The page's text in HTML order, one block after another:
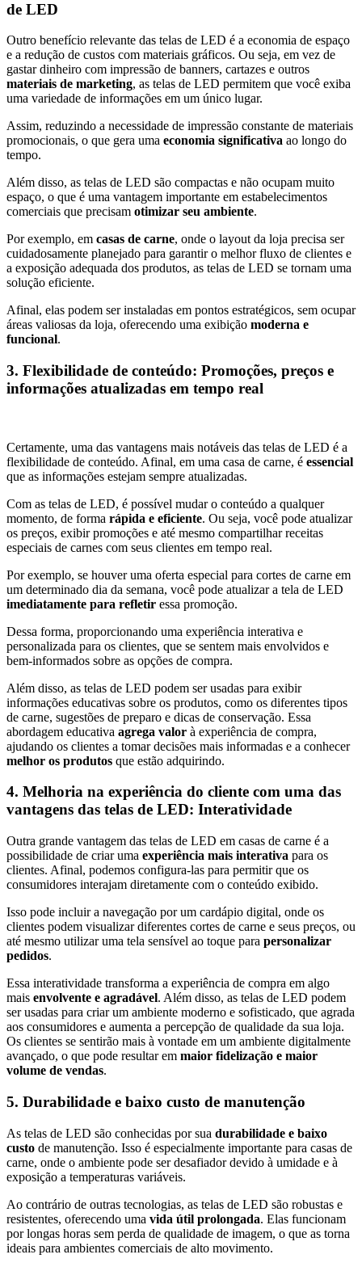
de LED
Outro benefício relevante das telas de LED é a economia de espaço
e a redução de custos com materiais gráficos. Ou seja, em vez de
gastar dinheiro com impressão de banners, cartazes e outros
materiais de marketing, as telas de LED permitem que você exiba
uma variedade de informações em um único lugar.
Assim, reduzindo a necessidade de impressão constante de materiais
promocionais, o que gera uma economia significativa ao longo do
tempo.
Além disso, as telas de LED são compactas e não ocupam muito
espaço, o que é uma vantagem importante em estabelecimentos
comerciais que precisam otimizar seu ambiente.
Por exemplo, em casas de carne, onde o layout da loja precisa ser
cuidadosamente planejado para garantir o melhor fluxo de clientes e
a exposição adequada dos produtos, as telas de LED se tornam uma
solução eficiente.
Afinal, elas podem ser instaladas em pontos estratégicos, sem ocupar
áreas valiosas da loja, oferecendo uma exibição moderna e
funcional.
3. Flexibilidade de conteúdo: Promoções, preços e
informações atualizadas em tempo real
Certamente, uma das vantagens mais notáveis das telas de LED é a
flexibilidade de conteúdo. Afinal, em uma casa de carne, é essencial
que as informações estejam sempre atualizadas.
Com as telas de LED, é possível mudar o conteúdo a qualquer
momento, de forma rápida e eficiente. Ou seja, você pode atualizar
os preços, exibir promoções e até mesmo compartilhar receitas
especiais de carnes com seus clientes em tempo real.
Por exemplo, se houver uma oferta especial para cortes de carne em
um determinado dia da semana, você pode atualizar a tela de LED
imediatamente para refletir essa promoção.
Dessa forma, proporcionando uma experiência interativa e
personalizada para os clientes, que se sentem mais envolvidos e
bem-informados sobre as opções de compra.
Além disso, as telas de LED podem ser usadas para exibir
informações educativas sobre os produtos, como os diferentes tipos
de carne, sugestões de preparo e dicas de conservação. Essa
abordagem educativa agrega valor à experiência de compra,
ajudando os clientes a tomar decisões mais informadas e a conhecer
melhor os produtos que estão adquirindo.
4. Melhoria na experiência do cliente com uma das
vantagens das telas de LED: Interatividade
Outra grande vantagem das telas de LED em casas de carne é a
possibilidade de criar uma experiência mais interativa para os
clientes. Afinal, podemos configura-las para permitir que os
consumidores interajam diretamente com o conteúdo exibido.
Isso pode incluir a navegação por um cardápio digital, onde os
clientes podem visualizar diferentes cortes de carne e seus preços, ou
até mesmo utilizar uma tela sensível ao toque para personalizar
pedidos.
Essa interatividade transforma a experiência de compra em algo
mais envolvente e agradável. Além disso, as telas de LED podem
ser usadas para criar um ambiente moderno e sofisticado, que agrada
aos consumidores e aumenta a percepção de qualidade da sua loja.
Os clientes se sentirão mais à vontade em um ambiente digitalmente
avançado, o que pode resultar em maior fidelização e maior
volume de vendas.
5. Durabilidade e baixo custo de manutenção
As telas de LED são conhecidas por sua durabilidade e baixo
custo de manutenção. Isso é especialmente importante para casas de
carne, onde o ambiente pode ser desafiador devido à umidade e à
exposição a temperaturas variáveis.
Ao contrário de outras tecnologias, as telas de LED são robustas e
resistentes, oferecendo uma vida útil prolongada. Elas funcionam
por longas horas sem perda de qualidade de imagem, o que as torna
ideais para ambientes comerciais de alto movimento.